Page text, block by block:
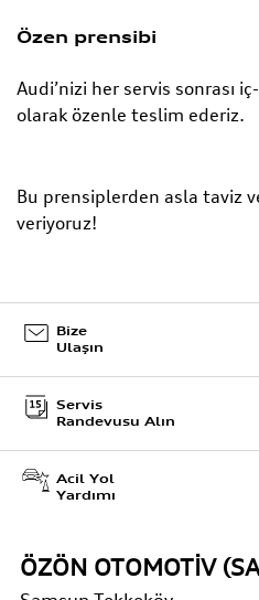
Özen prensibi
Audi’nizi her servis sonrası iç-
olarak özenle teslim ederiz.
Bu prensiplerden asla taviz
veriyoruz!
Bize
Ulaşın
Servis
Randevusu Alın
Acil Yol
Yardımı
ÖZÖN OTOMOTİV